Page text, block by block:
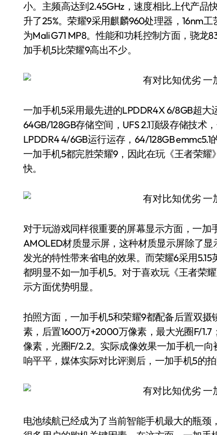
小。主频高达到2.45GHz，速度相比上代产品
升了25%。荣耀9采用麒麟960处理器，16nm
为Mali G71 MP8。性能和功耗控制方面，骁
加手机5比荣耀9高出不少。
一加手机5采用最先进的LPDDR4X 6/8GB超
64GB/128GB存储空间，UFS 2.1顶级存储技术
LPDDR4 4/6GB运行运存，64/128GB
一加手机5都完胜荣耀9，因此在玩《王者荣
快。
对于玩游戏同样很重要的屏幕显示方面，一加
AMOLED材质显示屏，这种材质显示屏除了
发光的特性带来省电的效果。而荣耀6采用
都明显不如一加手机5。对于喜欢玩《王者荣
示方面优势明显。
拍照方面，一加手机5和荣耀9都配备后置双
素，后置1600万+2000万像素，最大光圈F/
像素，光圈F/2.2。实际成像效果一加手机一
响平平，媒体实际对比评测后，一加手机5的
电池续航已经成为了当前智能手机最大的瓶